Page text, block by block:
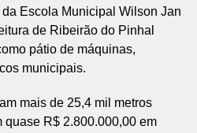
Escola Municipal Wilson Jan
de Ribeirão do Pinhal
pátio de máquinas,
municipais.
mais de 25,4 mil metros
quase R$ 2.800.000,00 em